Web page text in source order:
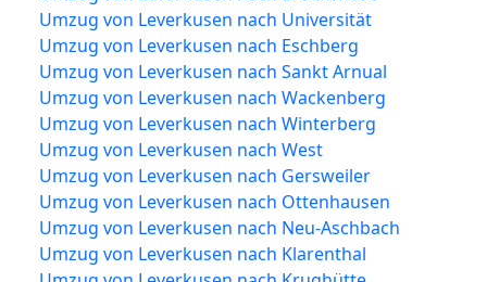
Umzug von Leverkusen nach Universität
Umzug von Leverkusen nach Eschberg
Umzug von Leverkusen nach Sankt Arnual
Umzug von Leverkusen nach Wackenberg
Umzug von Leverkusen nach Winterberg
Umzug von Leverkusen nach West
Umzug von Leverkusen nach Gersweiler
Umzug von Leverkusen nach Ottenhausen
Umzug von Leverkusen nach Neu-Aschbach
Umzug von Leverkusen nach Klarenthal